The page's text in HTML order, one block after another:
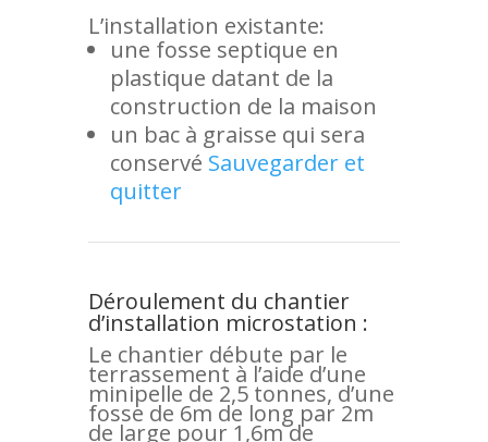
L’installation existante:
une fosse septique en
plastique datant de la
construction de la maison
un bac à graisse qui sera
conservé Sauvegarder et
quitter
Déroulement du chantier
d’installation microstation :
Le chantier débute par le
terrassement à l’aide d’une
minipelle de 2,5 tonnes, d’une
fosse de 6m de long par 2m
de large pour 1,6m de